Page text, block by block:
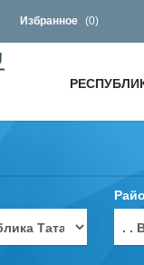
Избранное (0)
. .